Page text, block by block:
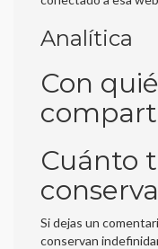
Analítica
Con
Cuánto
Si dejas un
conservan